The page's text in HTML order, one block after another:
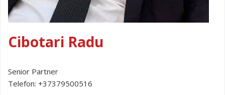
Cibotari Radu
Senior Partner
Telefon: +37379500516